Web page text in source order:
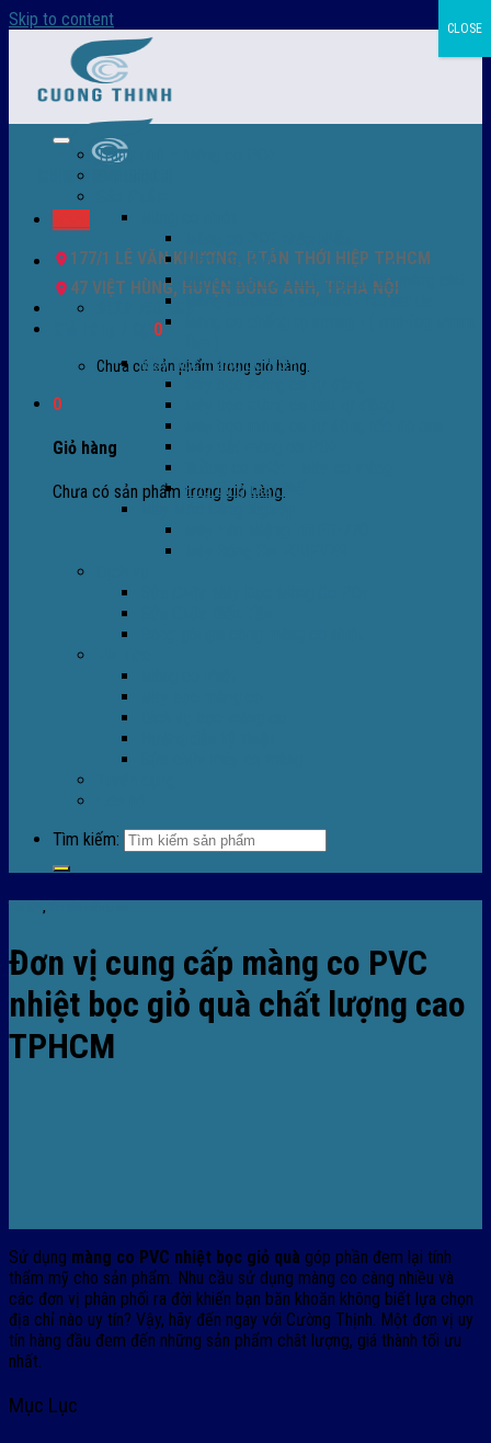
Skip to content
177/1 LÊ VĂN KHƯƠNG, P.TÂN THỚI HIỆP TP.HCM
47 VIỆT HÙNG, HUYỆN ĐÔNG ANH, TP.HÀ NỘI
0932 756 950
0
Chưa có sản phẩm trong giỏ hàng.
0
Giỏ hàng
Chưa có sản phẩm trong giỏ hàng.
Trang chủ – Màng co POF
Màng co PVC
Màng quấn PALLET- màng PE- màng chit
Màng skinpack - skinfilm - hút sát da
Máy bọc màng co POF
Phụ tùng thay thế
Tìm kiếm:
,
Đơn vị cung cấp màng co PVC
nhiệt bọc giỏ quà chất lượng cao
TPHCM
Sử dụng màng co PVC nhiệt bọc giỏ quà góp phần đem lại tính
thẩm mỹ cho sản phẩm. Nhu cầu sử dụng màng co càng nhiều và
các đơn vị phân phối ra đời khiến bạn băn khoăn không biết lựa chọn
địa chỉ nào uy tín? Vậy, hãy đến ngay với Cường Thịnh. Một đơn vị uy
tín hàng đầu đem đến những sản phẩm chât lượng, giá thành tối ưu
nhất.
Mục Lục
CLOSE